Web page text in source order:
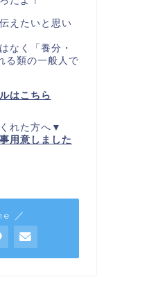
えたいと思い
なく「養分・
る類の一般人で
はこちら
れた方へ▼
用意しました
／